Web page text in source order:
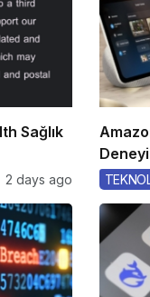
Sağlık
2 days ago